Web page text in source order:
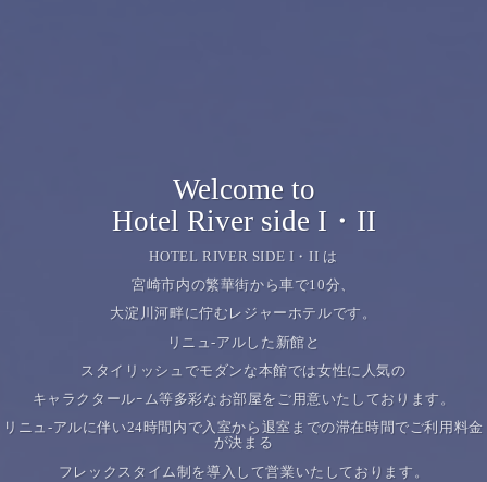
Welcome to
Hotel River side I・II
HOTEL RIVER SIDE I・II は
宮崎市内の繁華街から車で10分、
大淀川河畔に佇むレジャーホテルです。
リニュ-アルした新館と
スタイリッシュでモダンな本館では女性に人気の
キャラクタールｰム等多彩なお部屋をご用意いたしております。
リニュ-アルに伴い24時間内で入室から退室までの滞在時間でご利用料金
が決まる
フレックスタイム制を導入して営業いたしております。